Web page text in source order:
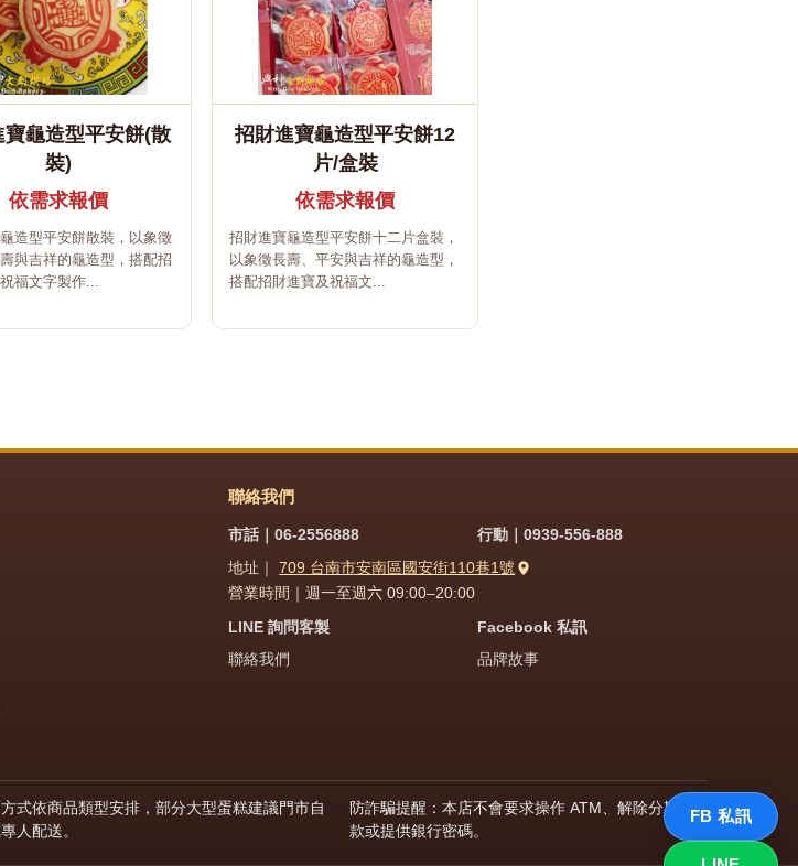
寶龜造型平安餅(散
裝)
依需求報價
造型平安餅散裝，以象徵
與吉祥的龜造型，搭配招
福文字製作...
招財進寶龜造型平安餅12
片/盒裝
依需求報價
招財進寶龜造型平安餅十二片盒裝，
以象徵長壽、平安與吉祥的龜造型，
搭配招財進寶及祝福文...
聯絡我們
市話｜06-2556888
行動｜0939-556-888
地址｜709 台南市安南區國安街110巷1號
營業時間｜週一至週六 09:00–20:00
LINE 詢問客製
Facebook 私訊
聯絡我們
品牌故事
式依商品類型安排，部分大型蛋糕建議門市自
人配送。
防詐騙提醒：本店不會要求操作 ATM、解除分期付
款或提供銀行密碼。
FB 私訊